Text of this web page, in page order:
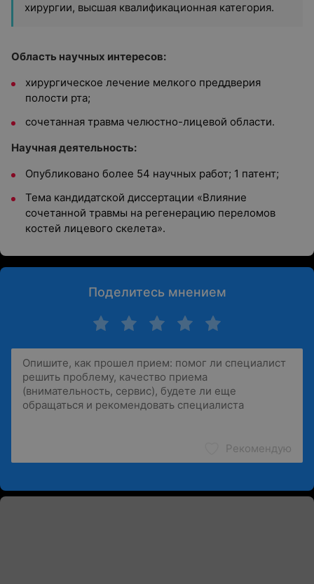
хирургии, высшая квалификационная категория.
Область научных интересов:
хирургическое лечение мелкого преддверия
полости рта;
сочетанная травма челюстно-лицевой области.
Научная деятельность:
Опубликовано более 54 научных работ; 1 патент;
Тема кандидатской диссертации «Влияние
сочетанной травмы на регенерацию переломов
костей лицевого скелета».
Поделитесь мнением
Рекомендую